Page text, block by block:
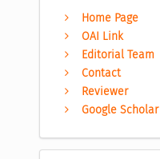
Home Page
OAI Link
Editorial Team
Contact
Reviewer
Google Scholar